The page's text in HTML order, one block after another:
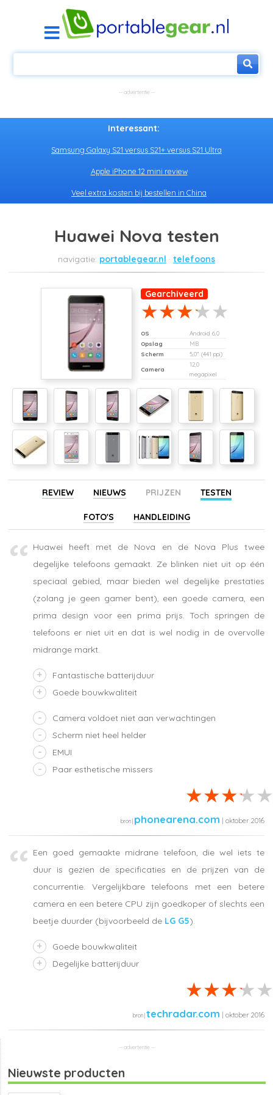
Interessant:
Samsung Galaxy S21 versus S21+ versus S21 Ultra
Apple iPhone 12 mini review
Veel extra kosten bij bestellen in China
Huawei Nova testen
portablegear.nl telefoons
Gearchiveerd
OS
Android 6.0
Opslag
MB
Scherm
5,0" (441 ppi)
Camera
12,0
megapixel
REVIEW NIEUWS PRIJZEN TESTEN
FOTO'S HANDLEIDING
Huawei heeft met de Nova en de Nova Plus twee
degelijke telefoons gemaakt. Ze blinken niet uit op één
speciaal gebied, maar bieden wel degelijke prestaties
(zolang je geen gamer bent), een goede camera, een
prima design voor een prima prijs. Toch springen de
telefoons er niet uit en dat is wel nodig in de overvolle
midrange markt.
Fantastische batterijduur
Goede bouwkwaliteit
Camera voldoet niet aan verwachtingen
Scherm niet heel helder
EMUI
Paar esthetische missers
phonearena.com | oktober 2016
Een goed gemaakte midrane telefoon, die wel iets te
duur is gezien de specificaties en de prijzen van de
concurrentie. Vergelijkbare telefoons met een betere
camera en een betere CPU zijn goedkoper of slechts een
beetje duurder (bijvoorbeeld de LG G5).
Goede bouwkwaliteit
Degelijke batterijduur
techradar.com | oktober 2016
Nieuwste producten